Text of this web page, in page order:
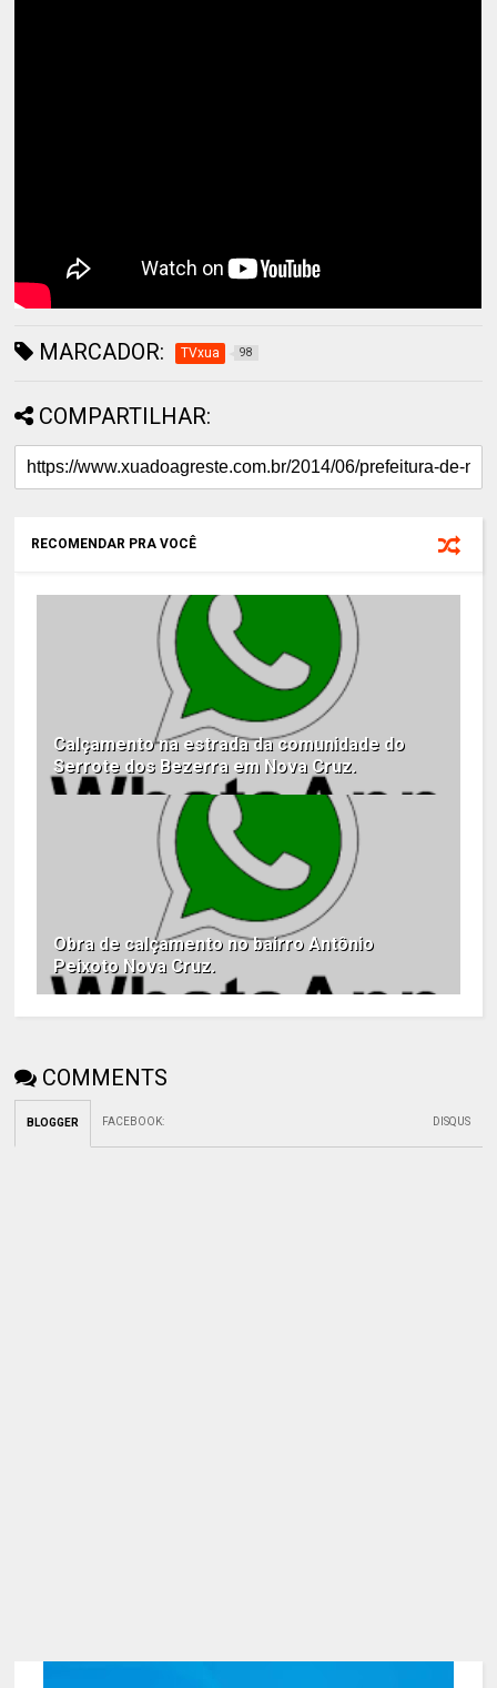
MARCADOR: TVxua 98
COMPARTILHAR:
RECOMENDAR PRA VOCÊ
Calçamento na estrada da comunidade do
Serrote dos Bezerra em Nova Cruz.
Obra de calçamento no bairro Antônio
Peixoto Nova Cruz.
COMMENTS
BLOGGER FACEBOOK: DISQUS